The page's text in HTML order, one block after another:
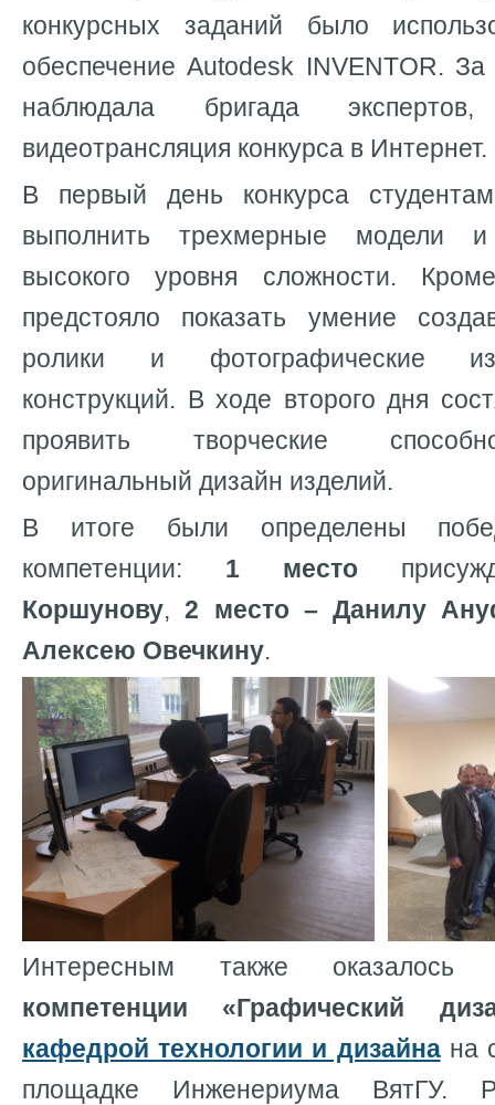
конкурсных заданий было
обеспечение Autodesk INVENTOR. За
наблюдала бригада
видеотрансляция конкурса в Интернет.
В первый день конкурса
выполнить трехмерные модели
высокого уровня сложности.
предстояло показать умение
ролики и фотографические
конструкций. В ходе второго дня
проявить творческие
оригинальный дизайн изделий.
В итоге были определены
компетенции: 1 место
Коршунову,2 место – Данилу
Алексею Овечкину.
Интересным также оказалось
компетенции «Графический
кафедрой технологии и дизайнана
площадке Инженериума ВятГУ.